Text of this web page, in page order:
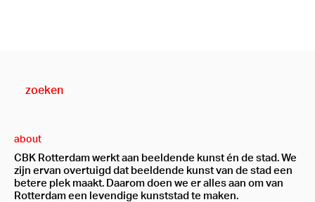
about
CBK Rotterdam werkt aan beeldende kunst én de stad. We
zijn ervan overtuigd dat beeldende kunst van de stad een
betere plek maakt. Daarom doen we er alles aan om van
Rotterdam een levendige kunststad te maken.